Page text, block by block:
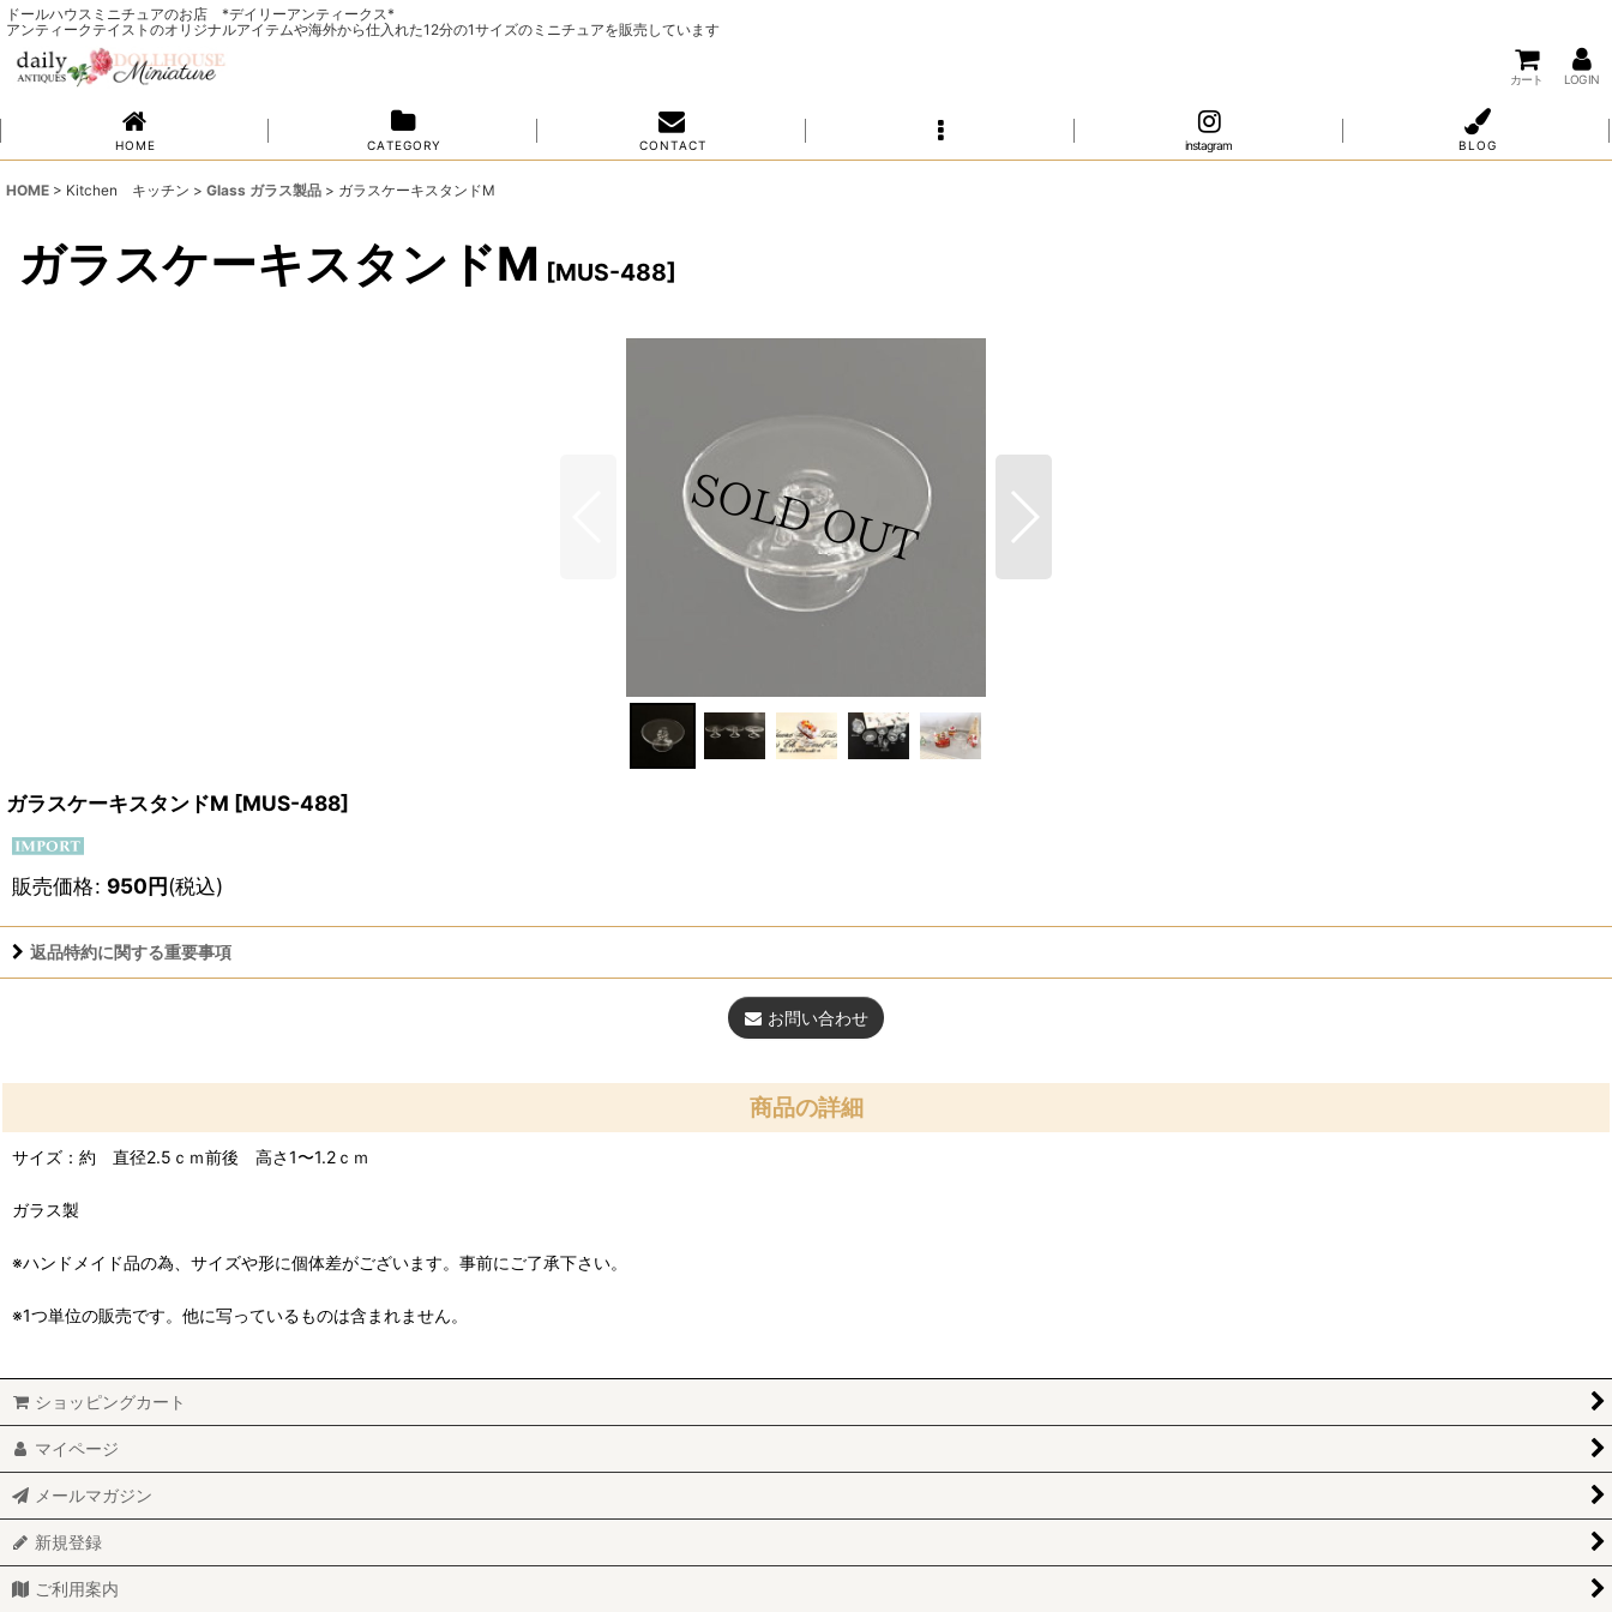
ドールハウスミニチュアのお店 *デイリーアンティークス*
アンティークテイストのオリジナルアイテムや海外から仕入れた12分の1サイズのミニチュアを販売しています
カート LOG IN
H O M E C A T E G O R Y C O N T A C T instagram B L O G
HOME > Kitchen キッチン > Glass ガラス製品 > ガラスケーキスタンドM
ガラスケーキスタンドM [MUS-488]
ガラスケーキスタンドM [MUS-488]
販売価格: 950円(税込)
返品特約に関する重要事項
お問い合わせ
商品の詳細
サイズ：約 直径2.5ｃｍ前後 高さ1〜1.2ｃｍ
ガラス製
※ハンドメイド品の為、サイズや形に個体差がございます。事前にご了承下さい。
※1つ単位の販売です。他に写っているものは含まれません。
ショッピングカート
マイページ
メールマガジン
新規登録
ご利用案内